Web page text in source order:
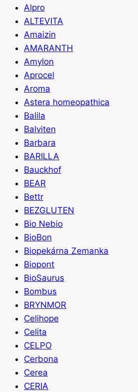
Alpro
ALTEVITA
Amaizin
AMARANTH
Amylon
Aprocel
Aroma
Astera homeopathica
Balila
Balviten
Barbara
BARILLA
Bauckhof
BEAR
Bettr
BEZGLUTEN
Bio Nebio
BioBon
Biopekárna Zemanka
Biopont
BioSaurus
Bombus
BRYNMOR
Celihope
Celita
CELPO
Cerbona
Cerea
CERIA